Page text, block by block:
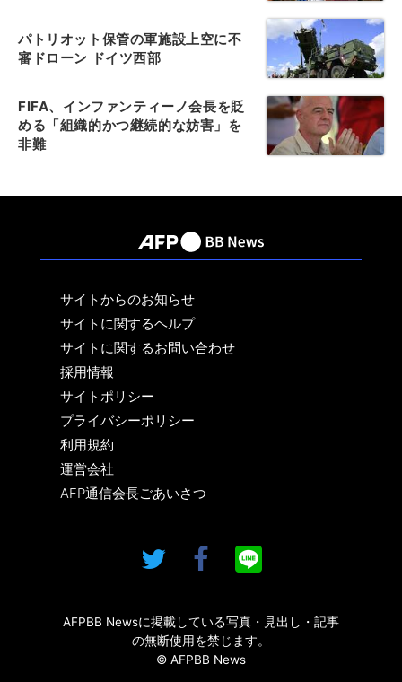
パトリオット保管の軍施設上空に不
審ドローン ドイツ西部
FIFA、インファンティーノ会長を貶
める「組織的かつ継続的な妨害」を
非難
サイトからのお知らせ
サイトに関するヘルプ
サイトに関するお問い合わせ
採用情報
サイトポリシー
プライバシーポリシー
利用規約
運営会社
AFP通信会長ごあいさつ
AFPBB Newsに掲載している写真・見出し・記事
の無断使用を禁じます。
© AFPBB News